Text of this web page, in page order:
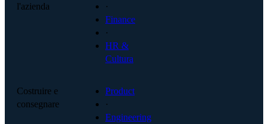
l'azienda
·
Finance
·
HR &
Cultura
Costruire e
consegnare
Product
·
Engineering